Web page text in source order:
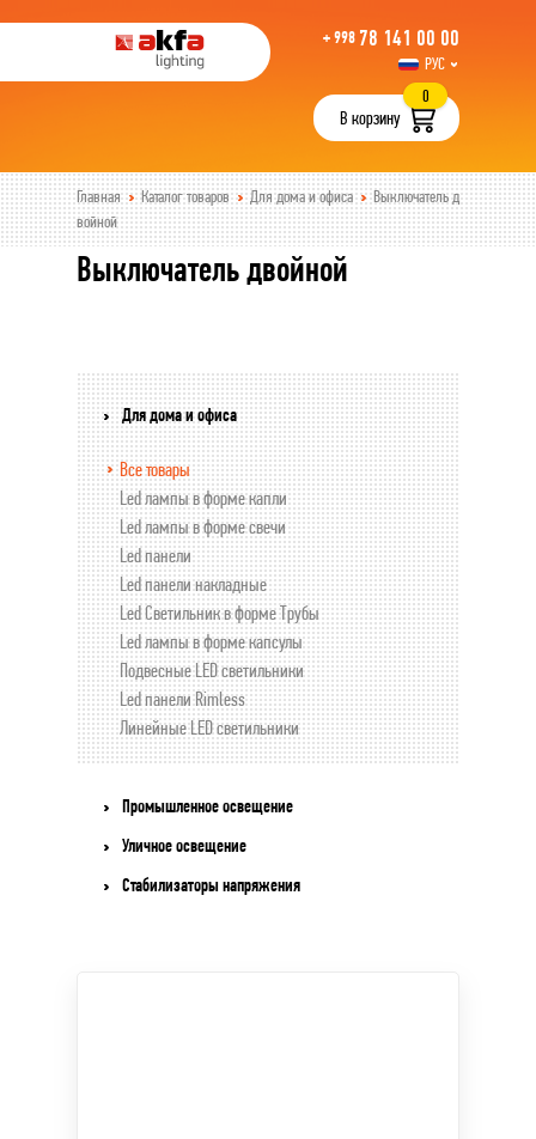
+ 998 78 141 00 00
РУС
UZB
В корзину
0
Главная Каталог товаров Для дома и офиса
Выключатель д
войной
Выключатель двойной
Для дома и офиса
Все товары
Led лампы в форме капли
Led лампы в форме свечи
Led панели
Led панели накладные
Led Светильник в форме Трубы
Led лампы в форме капсулы
Подвесные LED светильники
Led панели Rimless
Линейные LED светильники
Промышленное освещение
Уличное освещение
Стабилизаторы напряжения